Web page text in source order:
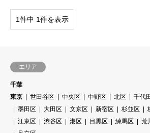
1件中 1件を表示
エリア
千葉
東京
世田谷区 中央区 中野区 北区 千代
墨田区
大田区 文京区 新宿区 杉並区
江東区
渋谷区 港区 目黒区 練馬区 荒